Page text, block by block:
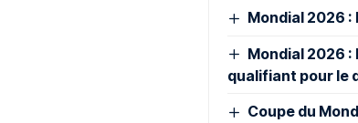
Mondial 2026 :
Mondial 2026 :
qualifiant pour le
Coupe du